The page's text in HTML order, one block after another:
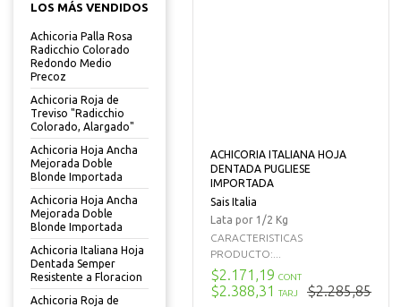
LOS MÁS VENDIDOS
Achicoria Palla Rosa
Radicchio Colorado
Redondo Medio
Precoz
Achicoria Roja de
Treviso "Radicchio
Colorado, Alargado"
Achicoria Hoja Ancha
Mejorada Doble
Blonde Importada
Achicoria Hoja Ancha
Mejorada Doble
Blonde Importada
Achicoria Italiana Hoja
Dentada Semper
Resistente a Floracion
Achicoria Roja de
ACHICORIA ITALIANA HOJA
DENTADA PUGLIESE
IMPORTADA
Sais Italia
Lata por 1/2 Kg
CARACTERISTICAS
PRODUCTO:...
$2.171,19 CONT
$2.388,31 TARJ $2.285,85